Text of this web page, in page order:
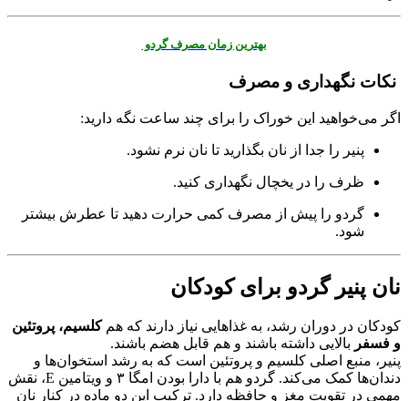
بهترین زمان مصرف گردو
نکات نگهداری و مصرف
اگر می‌خواهید این خوراک را برای چند ساعت نگه دارید:
پنیر را جدا از نان بگذارید تا نان نرم نشود.
ظرف را در یخچال نگهداری کنید.
گردو را پیش از مصرف کمی حرارت دهید تا عطرش بیشتر
شود.
نان پنیر گردو برای کودکان
کودکان در دوران رشد، به غذاهایی نیاز دارند که همکلسیم، پروتئین
و فسفر بالایی داشته باشند و هم قابل هضم باشند.
پنیر، منبع اصلی کلسیم و پروتئین است که به رشد استخوان‌ها و
دندان‌ها کمک می‌کند. گردو هم با دارا بودن امگا ۳ و ویتامین E، نقش
مهمی در تقویت مغز و حافظه دارد. ترکیب این دو ماده در کنار نان